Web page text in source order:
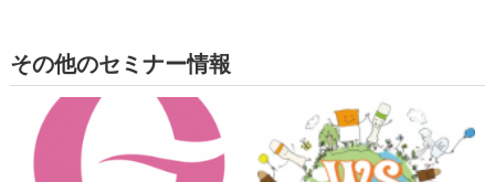
その他のセミナー情報